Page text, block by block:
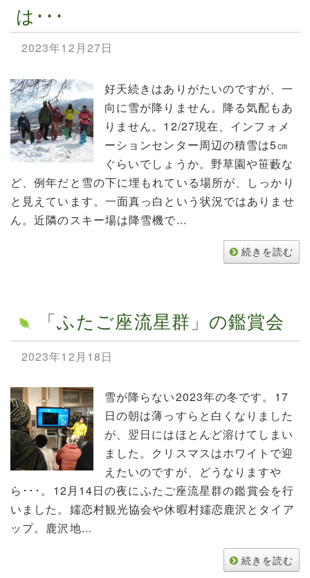
は･･･
2023年12月27日
好天続きはありがたいのですが、一
向に雪が降りません。降る気配もあ
りません。12/27現在、インフォメ
ーションセンター周辺の積雪は5㎝
ぐらいでしょうか。野草園や笹藪な
ど、例年だと雪の下に埋もれている場所が、しっかり
と見えています。一面真っ白という状況ではありませ
ん。近隣のスキー場は降雪機で...
続きを読む
「ふたご座流星群」の鑑賞会
2023年12月18日
雪が降らない2023年の冬です。17
日の朝は薄っすらと白くなりました
が、翌日にはほとんど溶けてしまい
ました。クリスマスはホワイトで迎
えたいのですが、どうなりますや
ら･･･。12月14日の夜にふたご座流星群の鑑賞会を行
いました。嬬恋村観光協会や休暇村嬬恋鹿沢とタイア
ップ。鹿沢地...
続きを読む